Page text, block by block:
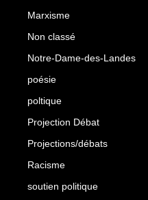
Marxisme
Non classé
Notre-Dame-des-Landes
poésie
poltique
Projection Débat
Projections/débats
Racisme
soutien politique